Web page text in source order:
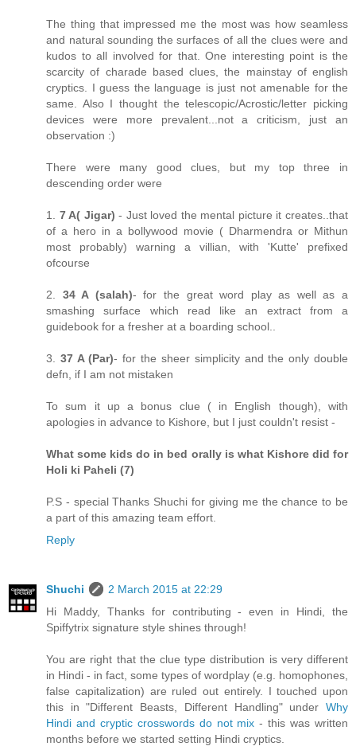
The thing that impressed me the most was how seamless
and natural sounding the surfaces of all the clues were and
kudos to all involved for that. One interesting point is the
scarcity of charade based clues, the mainstay of english
cryptics. I guess the language is just not amenable for the
same. Also I thought the telescopic/Acrostic/letter picking
devices were more prevalent...not a criticism, just an
observation :)
There were many good clues, but my top three in
descending order were
1. 7 A( Jigar) - Just loved the mental picture it creates..that
of a hero in a bollywood movie ( Dharmendra or Mithun
most probably) warning a villian, with 'Kutte' prefixed
ofcourse
2. 34 A (salah)- for the great word play as well as a
smashing surface which read like an extract from a
guidebook for a fresher at a boarding school..
3. 37 A (Par)- for the sheer simplicity and the only double
defn, if I am not mistaken
To sum it up a bonus clue ( in English though), with
apologies in advance to Kishore, but I just couldn't resist -
What some kids do in bed orally is what Kishore did for
Holi ki Paheli (7)
P.S - special Thanks Shuchi for giving me the chance to be
a part of this amazing team effort.
Reply
Shuchi
2 March 2015 at 22:29
Hi Maddy, Thanks for contributing - even in Hindi, the
Spiffytrix signature style shines through!
You are right that the clue type distribution is very different
in Hindi - in fact, some types of wordplay (e.g. homophones,
false capitalization) are ruled out entirely. I touched upon
this in "Different Beasts, Different Handling" under Why
Hindi and cryptic crosswords do not mix - this was written
months before we started setting Hindi cryptics.